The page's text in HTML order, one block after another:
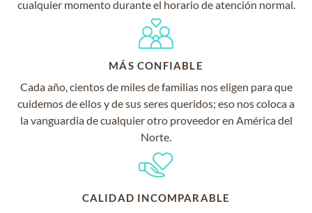
cualquier momento durante el horario de atención normal.
MÁS CONFIABLE
Cada año, cientos de miles de familias nos eligen para que
cuidemos de ellos y de sus seres queridos; eso nos coloca a
la vanguardia de cualquier otro proveedor en América del
Norte.
CALIDAD INCOMPARABLE